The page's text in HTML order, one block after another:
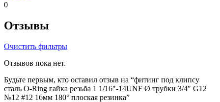
0
Отзывы
Очистить фильтры
Отзывов пока нет.
Будьте первым, кто оставил отзыв на “фитинг под клипсу
сталь O-Ring гайка резьба 1 1/16″-14UNF Ø трубки 3/4″ G12
№12 #12 16мм 180° плоская резинка”